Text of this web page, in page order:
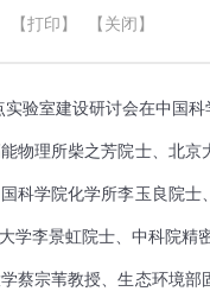
【打印】 【关闭】
室建设研讨会在中国科
物理所柴之芳院士、北
科学院化学所李玉良院
学李景虹院士、中科院
蔡宗苇教授、生态环境